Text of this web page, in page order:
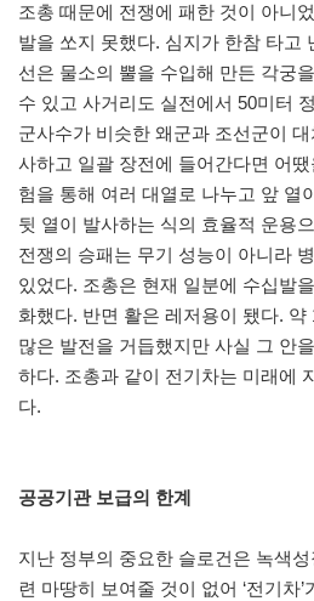
조총 때문에 전쟁에 패한 것이 아니
발을 쏘지 못했다. 심지가 한참 타고
선은 물소의 뿔을 수입해 만든 각궁
수 있고 사거리도 실전에서 50미터
군사수가 비슷한 왜군과 조선군이
사하고 일괄 장전에 들어간다면 어
험을 통해 여러 대열로 나누고 앞 열
뒷 열이 발사하는 식의 효율적 운용
전쟁의 승패는 무기 성능이 아니라
있었다. 조총은 현재 일분에 수십발
화했다. 반면 활은 레저용이 됐다.
많은 발전을 거듭했지만 사실 그 안
하다. 조총과 같이 전기차는 미래에
다.
공공기관 보급의 한계
지난 정부의 중요한 슬로건은 녹색
련 마땅히 보여줄 것이 없어 ‘전기차